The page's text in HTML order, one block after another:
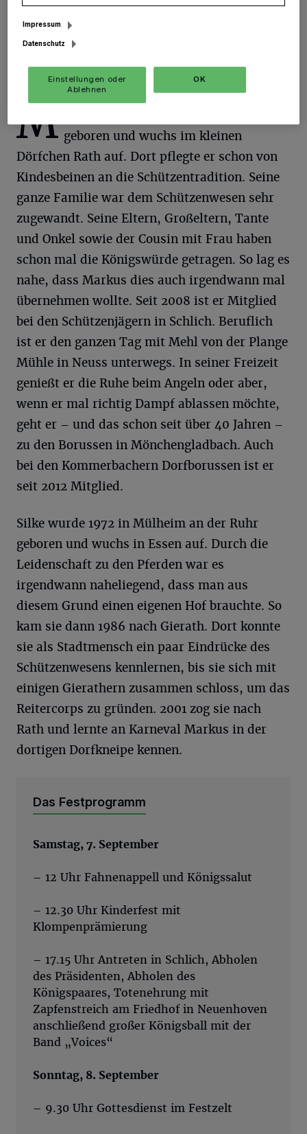
Foto: Dorfgemeinschaft Neuenhoven-Schlich
M geboren und wuchs im kleinen
Dörfchen Rath auf. Dort pflegte er schon von
Kindesbeinen an die Schützentradition. Seine
ganze Familie war dem Schützenwesen sehr
zugewandt. Seine Eltern, Großeltern, Tante
und Onkel sowie der Cousin mit Frau haben
schon mal die Königswürde getragen. So lag es
nahe, dass Markus dies auch irgendwann mal
übernehmen wollte. Seit 2008 ist er Mitglied
bei den Schützenjägern in Schlich. Beruflich
ist er den ganzen Tag mit Mehl von der Plange
Mühle in Neuss unterwegs. In seiner Freizeit
genießt er die Ruhe beim Angeln oder aber,
wenn er mal richtig Dampf ablassen möchte,
geht er – und das schon seit über 40 Jahren –
zu den Borussen in Mönchengladbach. Auch
bei den Kommerbachern Dorfborussen ist er
seit 2012 Mitglied.
Silke wurde 1972 in Mülheim an der Ruhr
geboren und wuchs in Essen auf. Durch die
Leidenschaft zu den Pferden war es
irgendwann naheliegend, dass man aus
diesem Grund einen eigenen Hof brauchte. So
kam sie dann 1986 nach Gierath. Dort konnte
sie als Stadtmensch ein paar Eindrücke des
Schützenwesens kennlernen, bis sie sich mit
einigen Gierathern zusammen schloss, um das
Reitercorps zu gründen. 2001 zog sie nach
Rath und lernte an Karneval Markus in der
dortigen Dorfkneipe kennen.
Das Festprogramm
Samstag, 7. September
– 12 Uhr Fahnenappell und Königssalut
– 12.30 Uhr Kinderfest mit
Klompenprämierung
– 17.15 Uhr Antreten in Schlich, Abholen
des Präsidenten, Abholen des
Königspaares, Totenehrung mit
Zapfenstreich am Friedhof in Neuenhoven
anschließend großer Königsball mit der
Band „Voices“
Sonntag, 8. September
– 9.30 Uhr Gottesdienst im Festzelt
Impressum
Datenschutz
Einstellungen oder
Ablehnen
OK